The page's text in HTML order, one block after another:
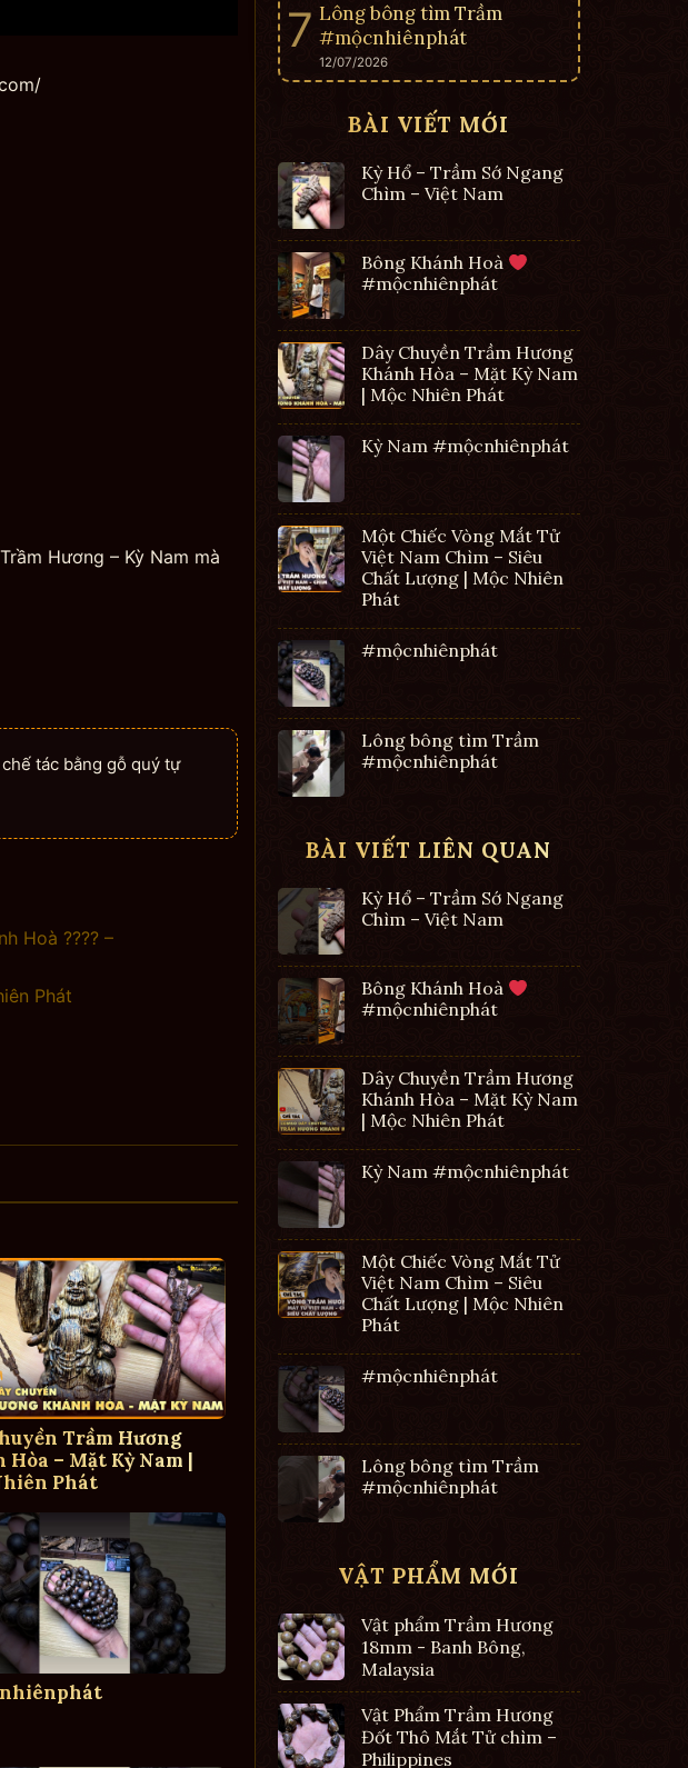
Hương – Kỳ Nam mà
tác bằng gỗ quý tự
Hoà ???? –
Phát
Trầm Hương
Hòa – Mặt Kỳ Nam |
Phát
Lông bông tìm Trầm
#mộcnhiênphát
12/07/2026
BÀI VIẾT MỚI
Kỳ Hổ – Trầm Sớ Ngang
Chìm – Việt Nam
Bông Khánh Hoà
#mộcnhiênphát
Dây Chuyền Trầm Hương
Khánh Hòa – Mặt Kỳ Nam
| Mộc Nhiên Phát
Kỳ Nam #mộcnhiênphát
Một Chiếc Vòng Mắt Tử
Việt Nam Chìm – Siêu
Chất Lượng | Mộc Nhiên
Phát
#mộcnhiênphát
Lông bông tìm Trầm
#mộcnhiênphát
BÀI VIẾT LIÊN QUAN
Kỳ Hổ – Trầm Sớ Ngang
Chìm – Việt Nam
Bông Khánh Hoà
#mộcnhiênphát
Dây Chuyền Trầm Hương
Khánh Hòa – Mặt Kỳ Nam
| Mộc Nhiên Phát
Kỳ Nam #mộcnhiênphát
Một Chiếc Vòng Mắt Tử
Việt Nam Chìm – Siêu
Chất Lượng | Mộc Nhiên
Phát
#mộcnhiênphát
Lông bông tìm Trầm
#mộcnhiênphát
VẬT PHẨM MỚI
Vật phẩm Trầm Hương
18mm - Banh Bông,
Malaysia
Vật Phẩm Trầm Hương
Đốt Thô Mắt Tử chìm –
Philippines